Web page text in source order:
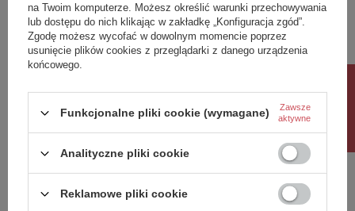
Napisz swoją opinię
5/5
Treść twojej opinii
na Twoim komputerze. Możesz określić warunki przechowywania
lub dostępu do nich klikając w zakładkę „Konfiguracja zgód”.
Zgodę możesz wycofać w dowolnym momencie poprzez
usunięcie plików cookies z przeglądarki z danego urządzenia
końcowego.
Funkcjonalne pliki cookie (wymagane)
Zawsze
aktywne
Analityczne pliki cookie
Reklamowe pliki cookie